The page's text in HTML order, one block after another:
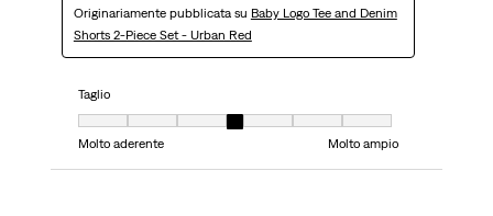
Originariamente pubblicata su Baby Logo Tee and Denim
Shorts 2-Piece Set - Urban Red
Taglio
Taglio, 4 su 7, dove 1 è uguale a Molto aderente e 7 è uguale a Molto
Molto aderente
Molto ampio